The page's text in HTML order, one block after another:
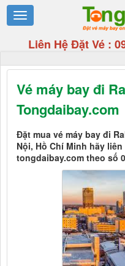
Liên Hệ Đặt Vé :
Vé máy bay đi
Tongdaibay.com
Đặt mua vé máy bay đi
Nội, Hồ Chí Minh hãy
tongdaibay.com theo số